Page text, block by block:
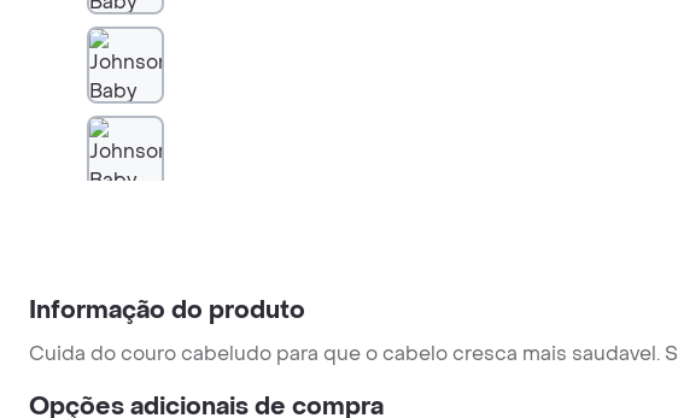
Informação do produto
Cuida do couro cabeludo para que o cabelo cresca mais saudavel.
Opções adicionais de compra